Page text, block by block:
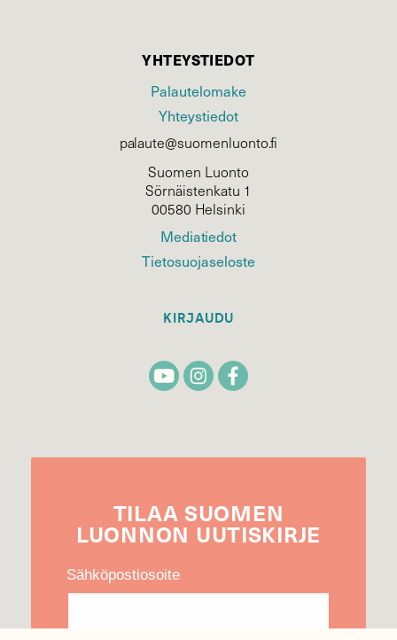
YHTEYSTIEDOT
Palautelomake
Yhteystiedot
palaute@suomenluonto.fi
Suomen Luonto
Sörnäistenkatu 1
00580 Helsinki
Mediatiedot
Tietosuojaseloste
KIRJAUDU
TILAA SUOMEN
LUONNON UUTIS­KIRJE
Sähköpostiosoite